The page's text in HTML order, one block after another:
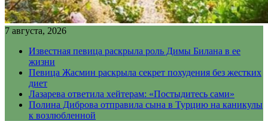
7 августа, 2026
Известная певица раскрыла роль Димы Билана в ее
жизни
Певица Жасмин раскрыла секрет похудения без жестких
диет
Лазарева ответила хейтерам: «Постыдитесь сами»
Полина Диброва отправила сына в Турцию на каникулы
к возлюбленной